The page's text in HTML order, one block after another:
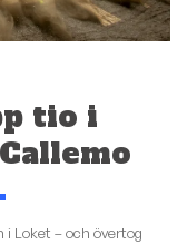
tio i
Loket – och övertog